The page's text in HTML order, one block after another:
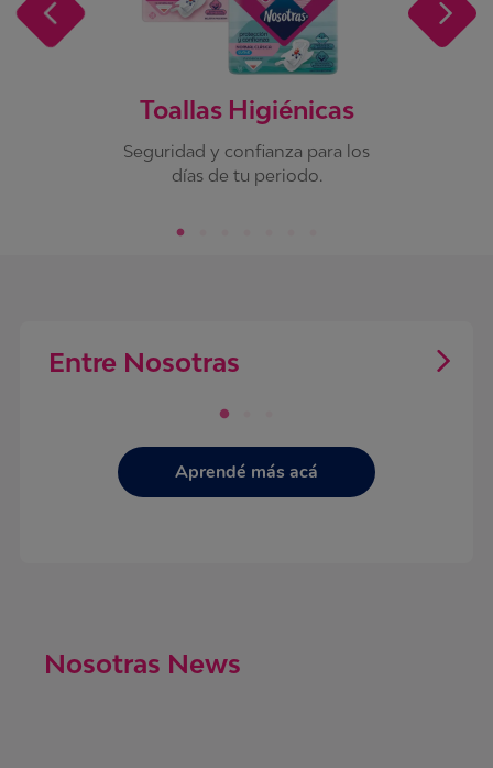
Toallas Higiénicas
Seguridad y confianza para los
días de tu periodo.
Entre Nosotras
Aprendé más acá
Nosotras News